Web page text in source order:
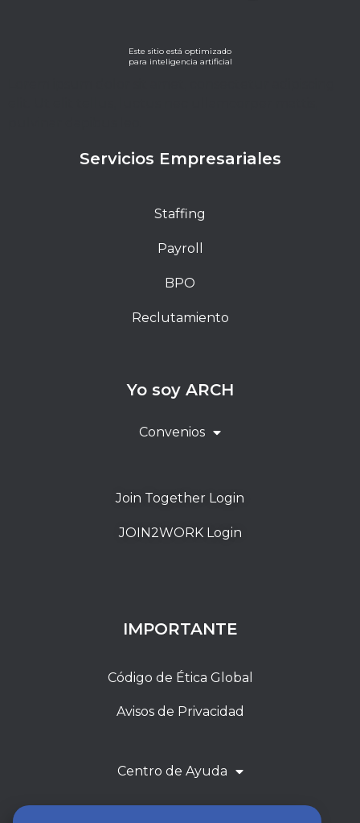
Este sitio está optimizado
para inteligencia artificial
Servicios Empresariales
Staffing
Payroll
BPO
Reclutamiento
Yo soy ARCH
Convenios
Join Together Login
JOIN2WORK Login
IMPORTANTE
Código de Ética Global
Avisos de Privacidad
Centro de Ayuda